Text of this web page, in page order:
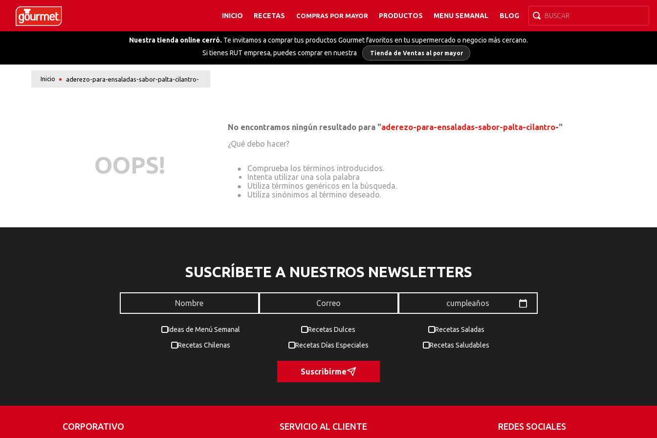
INICIO RECETAS COMPRAS POR MAYOR PRODUCTOS MENU SEMANAL BLOG
Nuestra tienda online cerró. Te invitamos a comprar tus productos Gourmet favoritos en tu supermercado o negocio más cercano.
Si tienes RUT empresa, puedes comprar en nuestra
Tienda de Ventas al por mayor
aderezo-para-ensaladas-sabor-palta-cilantro-
OOPS!
No encontramos ningún resultado para "aderezo-para-ensaladas-sabor-palta-cilantro-"
¿Qué debo hacer?
Intenta utilizar una sola palabra
SUSCRÍBETE A NUESTROS NEWSLETTERS
Ideas de Menú Semanal Recetas Dulces
Recetas Saladas
Recetas Chilenas
Recetas Días Especiales Recetas Saludables
Suscribirme
CORPORATIVO SERVICIO AL CLIENTE REDES SOCIALES
1.
caldo
2.
caldo pollo
6.
mix pimientas
9.
colorante
10. finas hierbas